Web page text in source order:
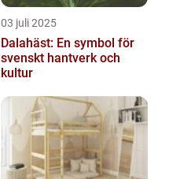
03 juli 2025
Dalahäst: En symbol för
svenskt hantverk och
kultur